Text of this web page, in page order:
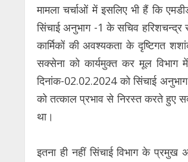
मामला चर्चाओं में इसलिए भी हैं कि
सिंचाई अनुभाग -1 के सचिव हरिशचन्द्र
कार्मिकों की अवश्यकता के दृष्टिगत
सक्सेना को कार्यमुक्त कर मूल विभाग
दिनांक-02.02.2024 को सिंचाई
को तत्काल प्रभाव से निरस्त करते हुए
था।
इतना ही नहीं सिंचाई विभाग के